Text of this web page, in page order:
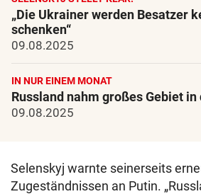
„Die Ukrainer werden Besatzer
schenken“
09.08.2025
IN NUR EINEM MONAT
Russland nahm großes Gebiet
09.08.2025
Selenskyj warnte seinerseits
Zugeständnissen an Putin.